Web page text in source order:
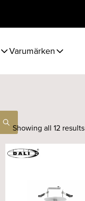
Varumärken
Showing all 12 results